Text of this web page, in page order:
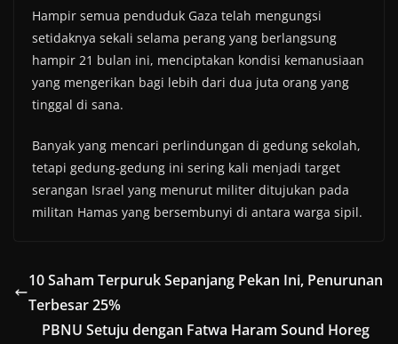
Hampir semua penduduk Gaza telah mengungsi
setidaknya sekali selama perang yang berlangsung
hampir 21 bulan ini, menciptakan kondisi kemanusiaan
yang mengerikan bagi lebih dari dua juta orang yang
tinggal di sana.
Banyak yang mencari perlindungan di gedung sekolah,
tetapi gedung-gedung ini sering kali menjadi target
serangan Israel yang menurut militer ditujukan pada
militan Hamas yang bersembunyi di antara warga sipil.
10 Saham Terpuruk Sepanjang Pekan Ini, Penurunan
Terbesar 25%
PBNU Setuju dengan Fatwa Haram Sound Horeg